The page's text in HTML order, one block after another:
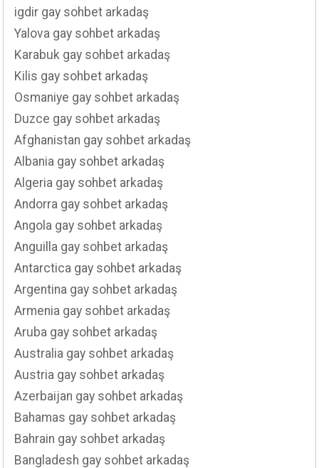
igdir gay sohbet arkadaş
Yalova gay sohbet arkadaş
Karabuk gay sohbet arkadaş
Kilis gay sohbet arkadaş
Osmaniye gay sohbet arkadaş
Duzce gay sohbet arkadaş
Afghanistan gay sohbet arkadaş
Albania gay sohbet arkadaş
Algeria gay sohbet arkadaş
Andorra gay sohbet arkadaş
Angola gay sohbet arkadaş
Anguilla gay sohbet arkadaş
Antarctica gay sohbet arkadaş
Argentina gay sohbet arkadaş
Armenia gay sohbet arkadaş
Aruba gay sohbet arkadaş
Australia gay sohbet arkadaş
Austria gay sohbet arkadaş
Azerbaijan gay sohbet arkadaş
Bahamas gay sohbet arkadaş
Bahrain gay sohbet arkadaş
Bangladesh gay sohbet arkadaş